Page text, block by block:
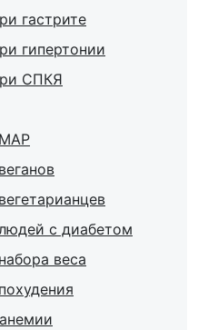
гастрите
гипертонии
СПКЯ
с диабетом
веса